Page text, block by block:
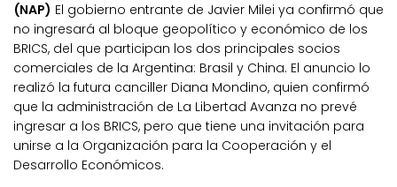
(NAP) El gobierno entrante de Javier Milei ya confirmó que
no ingresará al bloque geopolítico y económico de los
BRICS, del que participan los dos principales socios
comerciales de la Argentina: Brasil y China. El anuncio lo
realizó la futura canciller Diana Mondino, quien confirmó
que la administración de La Libertad Avanza no prevé
ingresar a los BRICS, pero que tiene una invitación para
unirse a la Organización para la Cooperación y el
Desarrollo Económicos.